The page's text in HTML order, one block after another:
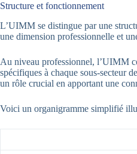
Structure et fonctionnement
L’UIMM se distingue par une
une dimension professionnelle et
Au niveau professionnel, l’UIMM
spécifiques à chaque sous-secteur
un rôle crucial en apportant une
Voici un organigramme simplifié